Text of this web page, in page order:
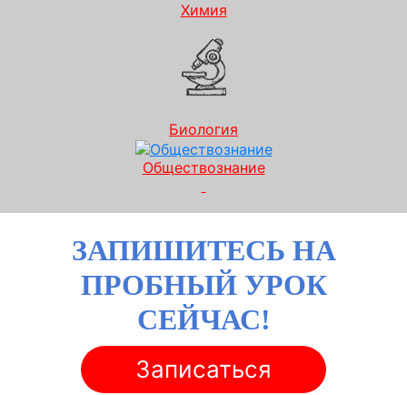
Химия
Биология
Обществознание
ЗАПИШИТЕСЬ НА
ПРОБНЫЙ УРОК
СЕЙЧАС!
Записаться